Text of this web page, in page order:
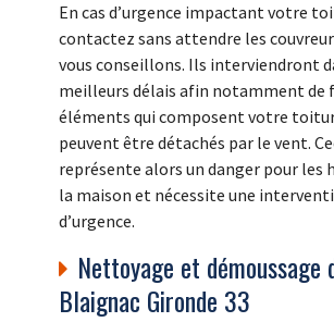
En cas d’urgence impactant votre
contactez sans attendre les
vous conseillons. Ils interviendront
meilleurs délais afin notamment de
éléments qui composent votre
peuvent être détachés par le vent.
représente alors un danger pour les
la maison et nécessite une
d’urgence.
Nettoyage et démoussage
Blaignac Gironde 33